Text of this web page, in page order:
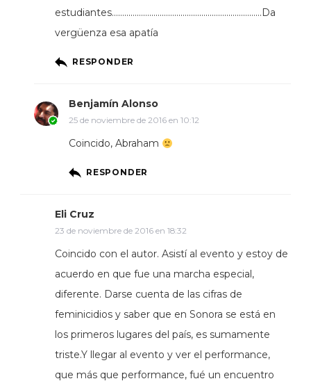
estudiantes………………………………………………………………Da
vergüenza esa apatía
RESPONDER
Benjamín Alonso
25 de noviembre de 2016 en 10:12
Coincido, Abraham
RESPONDER
Eli Cruz
23 de noviembre de 2016 en 18:32
Coincido con el autor. Asistí al evento y estoy de
acuerdo en que fue una marcha especial,
diferente. Darse cuenta de las cifras de
feminicidios y saber que en Sonora se está en
los primeros lugares del país, es sumamente
triste.Y llegar al evento y ver el performance,
que más que performance, fué un encuentro